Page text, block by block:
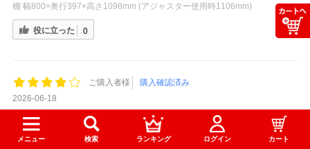
棚 幅800×奥行397×高さ1098mm (アジャスター使用時1106mm)
役に立った 0
ご購入者様
購入確認済み
2026-06-18
デザイン
品質
メニュー 検索 ランキング ログイン カート